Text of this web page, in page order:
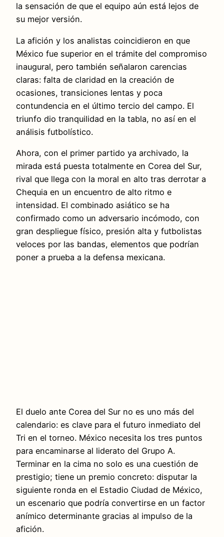
la sensación de que el equipo aún está lejos de
su mejor versión.
La afición y los analistas coincidieron en que
México fue superior en el trámite del compromiso
inaugural, pero también señalaron carencias
claras: falta de claridad en la creación de
ocasiones, transiciones lentas y poca
contundencia en el último tercio del campo. El
triunfo dio tranquilidad en la tabla, no así en el
análisis futbolístico.
Ahora, con el primer partido ya archivado, la
mirada está puesta totalmente en Corea del Sur,
rival que llega con la moral en alto tras derrotar a
Chequia en un encuentro de alto ritmo e
intensidad. El combinado asiático se ha
confirmado como un adversario incómodo, con
gran despliegue físico, presión alta y futbolistas
veloces por las bandas, elementos que podrían
poner a prueba a la defensa mexicana.
El duelo ante Corea del Sur no es uno más del
calendario: es clave para el futuro inmediato del
Tri en el torneo. México necesita los tres puntos
para encaminarse al liderato del Grupo A.
Terminar en la cima no solo es una cuestión de
prestigio; tiene un premio concreto: disputar la
siguiente ronda en el Estadio Ciudad de México,
un escenario que podría convertirse en un factor
anímico determinante gracias al impulso de la
afición.